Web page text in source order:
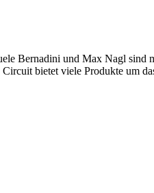
Bernadini und Max Nagl
bietet viele Produkte um